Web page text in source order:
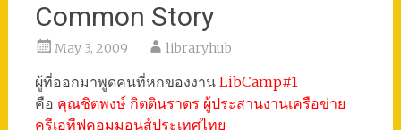
Common Story
May 3, 2009 libraryhub
ผู้ที่ออกมาพูดคนที่หกของงาน LibCamp#1
คือ คุณชิตพงษ์ กิตตินราดร ผู้ประสานงานเครือข่าย
ครีเอทีฟคอมมอนส์ประเทศไทย